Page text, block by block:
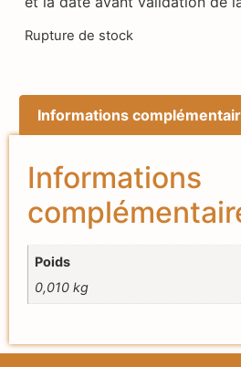
Rupture de stock
Informations
Informations
Poids
0,010 kg